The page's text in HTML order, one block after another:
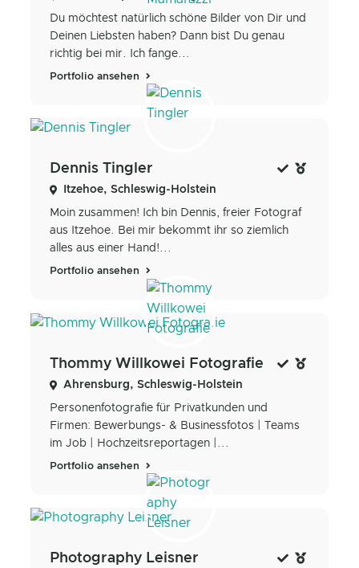
Du möchtest natürlich schöne Bilder von Dir und
Deinen Liebsten haben? Dann bist Du genau
richtig bei mir. Ich fange...
Portfolio ansehen
Dennis Tingler
Itzehoe, Schleswig-Holstein
Moin zusammen! Ich bin Dennis, freier Fotograf
aus Itzehoe. Bei mir bekommt ihr so ziemlich
alles aus einer Hand!...
Portfolio ansehen
Thommy Willkowei Fotografie
Ahrensburg, Schleswig-Holstein
Personenfotografie für Privatkunden und
Firmen: Bewerbungs- & Businessfotos | Teams
im Job | Hochzeitsreportagen |...
Portfolio ansehen
Photography Leisner